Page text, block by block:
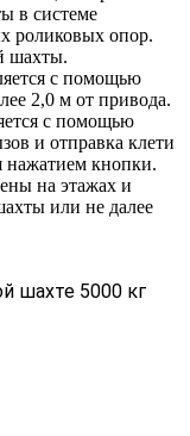
в системе
роликовых опор.
шахты.
с помощью
2,0 м от привода.
с помощью
и отправка клети
нажатием кнопки.
на этажах и
или не далее
шахте 5000 кг